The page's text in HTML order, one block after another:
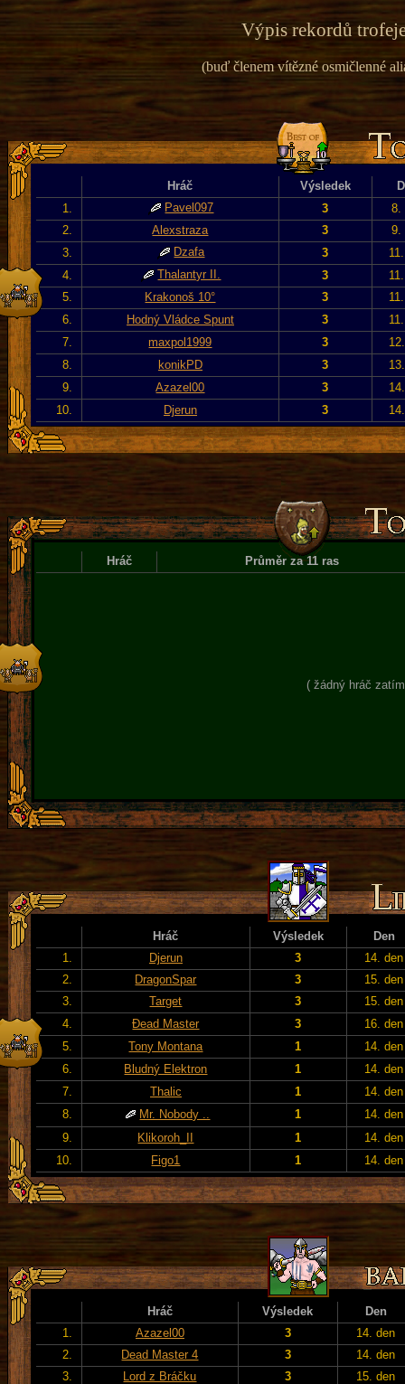
Výpis rekordů
(buď členem vítězné osmičlenné
Hráč Výsledek
1.
Pavel097 3
8.
2.
Alexstraza 3
9.
3.
Dzafa 3
4.
Thalantyr II. 3
5.
Krakonoš 10° 3
6.
Hodný Vládce Spunt 3
7.
maxpol1999 3
8.
konikPD 3
9.
Azazel00 3
10.
Djerun 3
Hráč Průměr za 11 ras
( žádný hráč
Hráč Výsledek
Den
1.
Djerun 3
14. den
2.
DragonSpar 3
15. den
3.
Target 3
15. den
4.
Đead Master 3
16. den
5.
Tony Montana 1
14. den
6.
Bludný Elektron 1
14. den
7.
Thalic 1
14. den
8.
Mr. Nobody .. 1
14. den
9.
Klikoroh_II 1
14. den
10.
Figo1 1 14. den
Hráč Výsledek
Den
1.
Azazel00 3
14. den
2.
Dead Master 4 3
14. den
3.
Lord z Bráčku 3
15. den